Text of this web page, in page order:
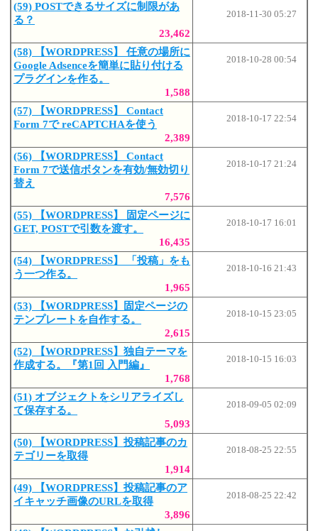
(59) POSTできるサイズに制限があ
る？
23,462
2018-11-30 05:27
(58) 【WORDPRESS】 任意の場所に
Google Adsenceを簡単に貼り付ける
プラグインを作る。
1,588
2018-10-28 00:54
(57) 【WORDPRESS】 Contact
Form 7で reCAPTCHAを使う
2,389
2018-10-17 22:54
(56) 【WORDPRESS】 Contact
Form 7で送信ボタンを有効/無効切り
替え
7,576
2018-10-17 21:24
(55) 【WORDPRESS】 固定ページに
GET, POSTで引数を渡す。
16,435
2018-10-17 16:01
(54) 【WORDPRESS】 「投稿」をも
う一つ作る。
1,965
2018-10-16 21:43
(53) 【WORDPRESS】固定ページの
テンプレートを自作する。
2,615
2018-10-15 23:05
(52) 【WORDPRESS】独自テーマを
作成する。『第1回 入門編』
1,768
2018-10-15 16:03
(51) オブジェクトをシリアライズし
て保存する。
5,093
2018-09-05 02:09
(50) 【WORDPRESS】投稿記事のカ
テゴリーを取得
1,914
2018-08-25 22:55
(49) 【WORDPRESS】投稿記事のア
イキャッチ画像のURLを取得
3,896
2018-08-25 22:42